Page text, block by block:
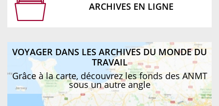
ARCHIVES EN LIGNE
VOYAGER DANS LES ARCHIVES DU MONDE DU
TRAVAIL
Grâce à la carte, découvrez les fonds des ANMT
sous un autre angle